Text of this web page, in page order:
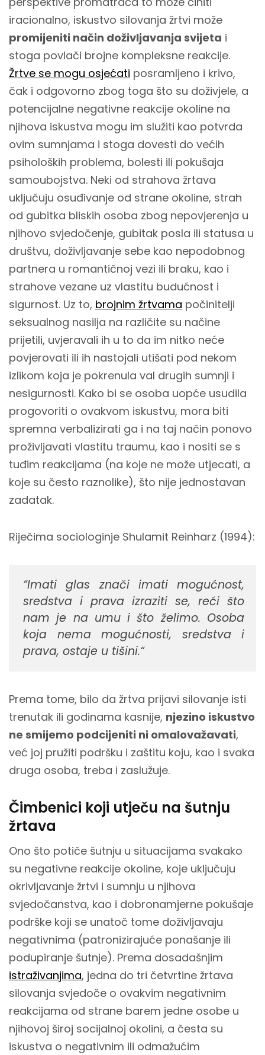
iracionalno, iskustvo silovanja žrtvi može
promijeniti način doživljavanja svijeta i
stoga povlači brojne kompleksne reakcije.
Žrtve se mogu osjećati posramljeno i krivo,
čak i odgovorno zbog toga što su doživjele, a
potencijalne negativne reakcije okoline na
njihova iskustva mogu im služiti kao potvrda
ovim sumnjama i stoga dovesti do većih
psiholoških problema, bolesti ili pokušaja
samoubojstva. Neki od strahova žrtava
uključuju osuđivanje od strane okoline, strah
od gubitka bliskih osoba zbog nepovjerenja u
njihovo svjedočenje, gubitak posla ili statusa u
društvu, doživljavanje sebe kao nepodobnog
partnera u romantičnoj vezi ili braku, kao i
strahove vezane uz vlastitu budućnost i
sigurnost. Uz to, brojnim žrtvama počinitelji
seksualnog nasilja na različite su načine
prijetili, uvjeravali ih u to da im nitko neće
povjerovati ili ih nastojali utišati pod nekom
izlikom koja je pokrenula val drugih sumnji i
nesigurnosti. Kako bi se osoba uopće usudila
progovoriti o ovakvom iskustvu, mora biti
spremna verbalizirati ga i na taj način ponovo
proživljavati vlastitu traumu, kao i nositi se s
tuđim reakcijama (na koje ne može utjecati, a
koje su često raznolike), što nije jednostavan
zadatak.
Riječima sociologinje Shulamit Reinharz (1994):
“Imati glas znači imati mogućnost,
sredstva i prava izraziti se, reći što
nam je na umu i što želimo. Osoba
koja nema mogućnosti, sredstva i
prava, ostaje u tišini.“
Prema tome, bilo da žrtva prijavi silovanje isti
trenutak ili godinama kasnije, njezino iskustvo
ne smijemo podcijeniti ni omalovažavati,
već joj pružiti podršku i zaštitu koju, kao i svaka
druga osoba, treba i zaslužuje.
Čimbenici koji utječu na šutnju
žrtava
Ono što potiče šutnju u situacijama svakako
su negativne reakcije okoline, koje uključuju
okrivljavanje žrtvi i sumnju u njihova
svjedočanstva, kao i dobronamjerne pokušaje
podrške koji se unatoč tome doživljavaju
negativnima (patronizirajuće ponašanje ili
podupiranje šutnje). Prema dosadašnjim
istraživanjima, jedna do tri četvrtine žrtava
silovanja svjedoče o ovakvim negativnim
reakcijama od strane barem jedne osobe u
njihovoj široj socijalnoj okolini, a česta su
iskustva o negativnim ili odmažućim